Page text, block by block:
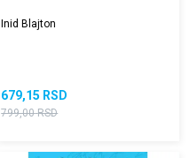
Inid Blajton
679,15 RSD
799,00 RSD